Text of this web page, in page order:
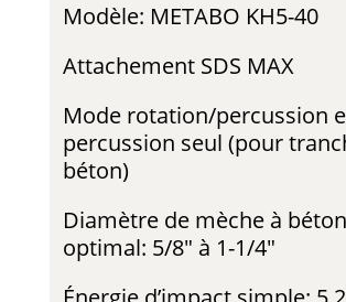
Modèle: METABO KH5-40
Attachement SDS MAX
Mode rotation/percussion
percussion seul (pour
béton)
Diamètre de mèche à béton
optimal: 5/8″ à 1-1/4″